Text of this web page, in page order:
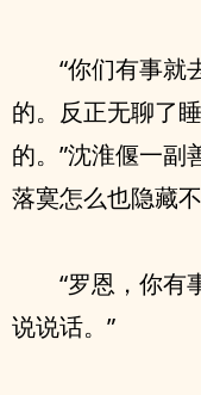
“你们有事就
的。反正无聊了
的。”沈淮偃一副
落寞怎么也隐藏
“罗恩，你有
说说话。”